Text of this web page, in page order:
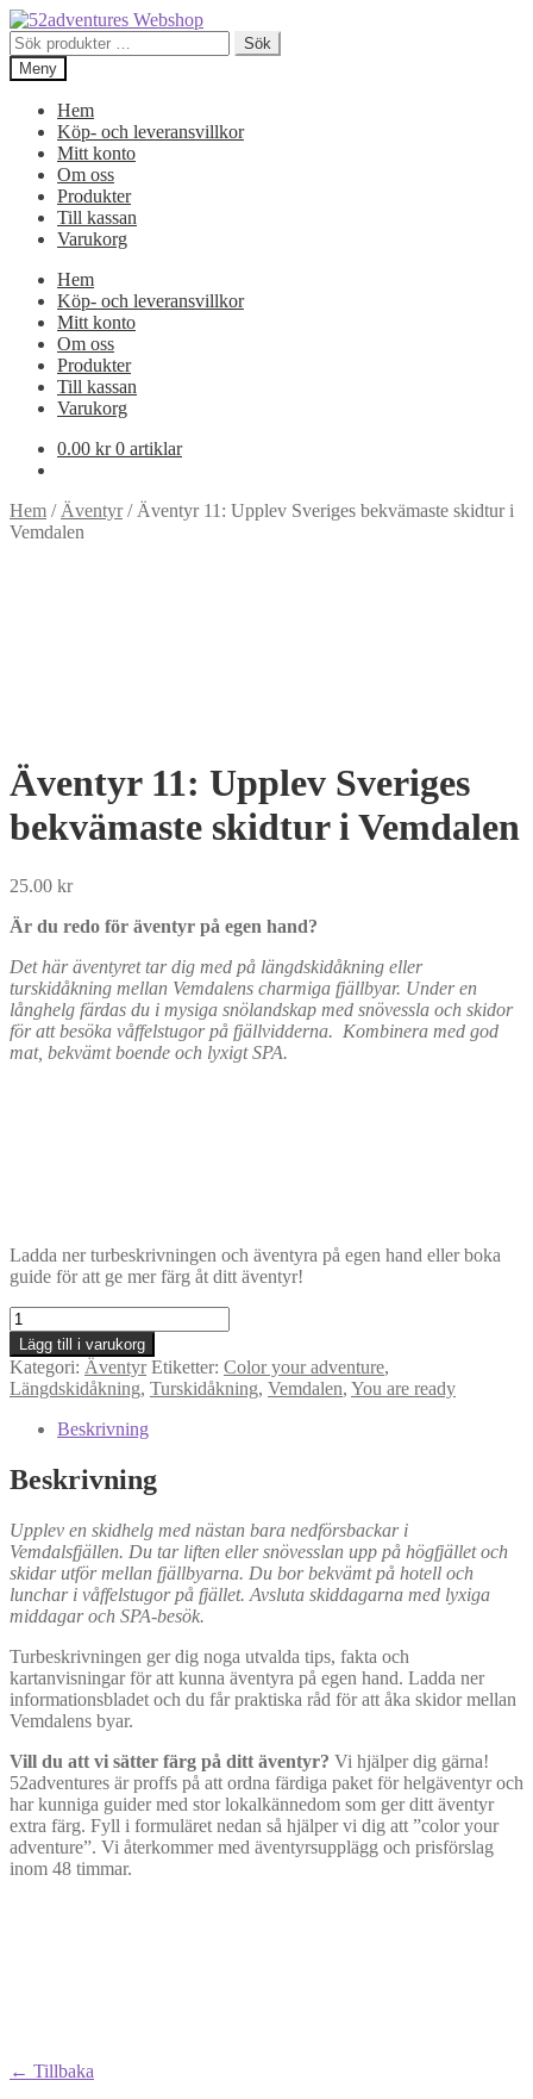
Hoppa
till
navigering
Hoppa
till
innehåll
Sök
efter:
Sök
Meny
Hem
Köp- och leveransvillkor
Mitt konto
Om oss
Produkter
Till kassan
Varukorg
Hem
Köp- och leveransvillkor
Mitt konto
Om oss
Produkter
Till kassan
Varukorg
0.00 kr 0 artiklar
Hem / Äventyr/ Äventyr 11: Upplev Sveriges bekvämaste skidtur i
Vemdalen
Äventyr 11: Upplev Sveriges
bekvämaste skidtur i Vemdalen
25.00 kr
Är du redo för äventyr på egen hand?
Det här äventyret tar dig med på längdskidåkning eller
turskidåkning mellan Vemdalens charmiga fjällbyar. Under en
långhelg färdas du i mysiga snölandskap med snövessla och skidor
för att besöka våffelstugor på fjällvidderna. Kombinera med god
mat, bekvämt boende och lyxigt SPA.
Ladda ner turbeskrivningen och äventyra på egen hand eller boka
guide för att ge mer färg åt ditt äventyr!
Äventyr
11:
Upplev
Sveriges
bekvämaste
skidtur
Vemdalen
mängd
Lägg till i varukorg
Kategori: Äventyr Etiketter: Color your adventure,
Längdskidåkning, Turskidåkning, Vemdalen, You are ready
Beskrivning
Beskrivning
Upplev en skidhelg med nästan bara nedförsbackar i
Vemdalsfjällen. Du tar liften eller snövesslan upp på högfjället och
skidar utför mellan fjällbyarna. Du bor bekvämt på hotell och
lunchar i våffelstugor på fjället. Avsluta skiddagarna med lyxiga
middagar och SPA-besök.
Turbeskrivningen ger dig noga utvalda tips, fakta och
kartanvisningar för att kunna äventyra på egen hand. Ladda ner
informationsbladet och du får praktiska råd för att åka skidor mellan
Vemdalens byar.
Vill du att vi sätter färg på ditt äventyr? Vi hjälper dig gärna!
52adventures är proffs på att ordna färdiga paket för helgäventyr och
har kunniga guider med stor lokalkännedom som ger ditt äventyr
extra färg. Fyll i formuläret nedan så hjälper vi dig att ”color your
adventure”. Vi återkommer med äventyrsupplägg och prisförslag
inom 48 timmar.
← Tillbaka